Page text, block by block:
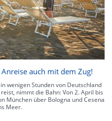
auch mit dem Zug!
wenigen Stunden von Deutschland
nimmt die Bahn: Von 2. April bis
München über Bologna und Cesena
Meer.